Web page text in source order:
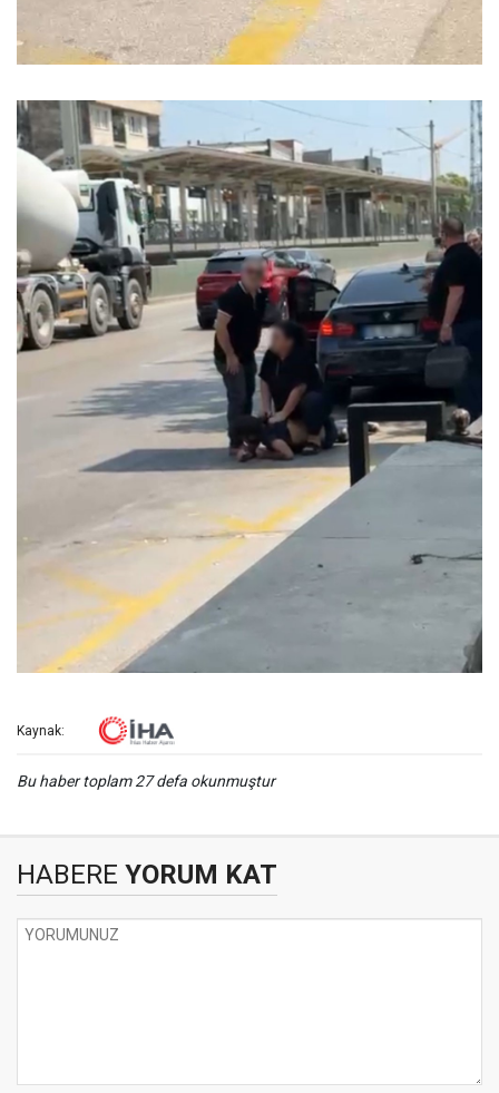
Kaynak:
Bu haber toplam 27 defa okunmuştur
HABERE YORUM KAT